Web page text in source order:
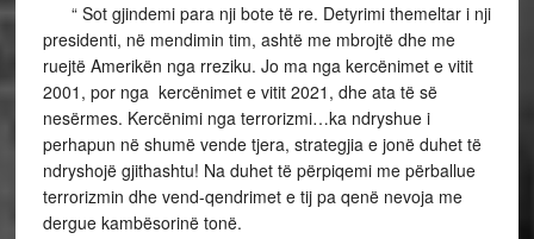
“ Sot gjindemi para nji bote të re. Detyrimi themeltar i nji
presidenti, në mendimin tim, ashtë me mbrojtë dhe me
ruejtë Amerikën nga rreziku. Jo ma nga kercënimet e vitit
2001, por nga kercënimet e vitit 2021, dhe ata të së
nesërmes. Kercënimi nga terrorizmi…ka ndryshue i
perhapun në shumë vende tjera, strategjia e jonë duhet të
ndryshojë gjithashtu! Na duhet të përpiqemi me përballue
terrorizmin dhe vend-qendrimet e tij pa qenë nevoja me
dergue kambësorinë tonë.